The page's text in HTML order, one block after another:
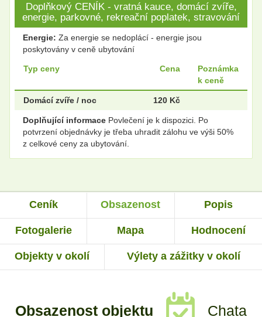
Doplňkový CENÍK - vratná kauce, domácí zvíře,
energie, parkovné, rekreační poplatek, stravování
Energie: Za energie se nedoplácí - energie jsou
poskytovány v ceně ubytování
Typ ceny Cena
Poznámka
k ceně
Domácí zvíře / noc 120 Kč
Doplňující informace Povlečení je k dispozici. Po
potvrzení objednávky je třeba uhradit zálohu ve výši 50%
z celkové ceny za ubytování.
Ceník Obsazenost Popis
Fotogalerie Mapa Hodnocení
Objekty v okolí Výlety a zážitky v okolí
Obsazenost objektu Chata